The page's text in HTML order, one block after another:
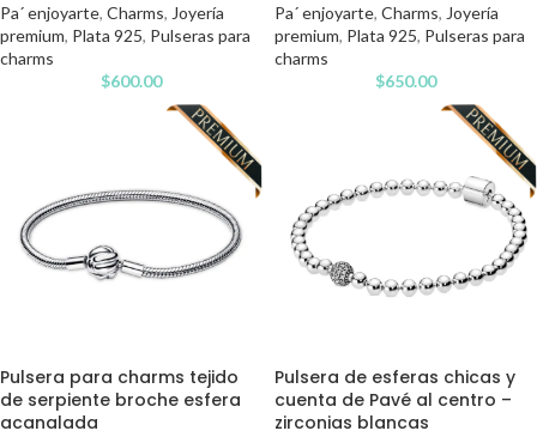
Pa´ enjoyarte, Charms, Joyería
premium, Plata 925, Pulseras para
charms
$600.00
Pa´ enjoyarte, Charms, Joyería
premium, Plata 925, Pulseras para
charms
$650.00
Pulsera para charms tejido
de serpiente broche esfera
acanalada
Pulsera de esferas chicas y
cuenta de Pavé al centro –
zirconias blancas